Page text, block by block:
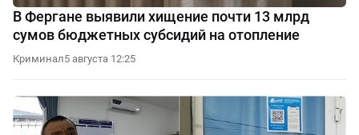
В Фергане выявили хищение почти 13 млрд
сумов бюджетных субсидий на отопление
Криминал5 августа 12:25